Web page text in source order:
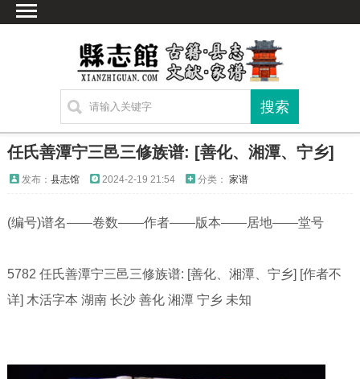
方志
新编方志
网站声明
任氏善潭宁三邑三修族谱: [善化、湘潭、宁乡]
发布： 县志馆 2024-2-19 21:54 分类： 家谱
(编号)谱名——卷数——作者——版本——居地——堂号
5782 任氏善潭宁三邑三修族谱: [善化、湘潭、宁乡] [作者不
详] 木活字本 湖南 长沙 善化 湘潭 宁乡 未知